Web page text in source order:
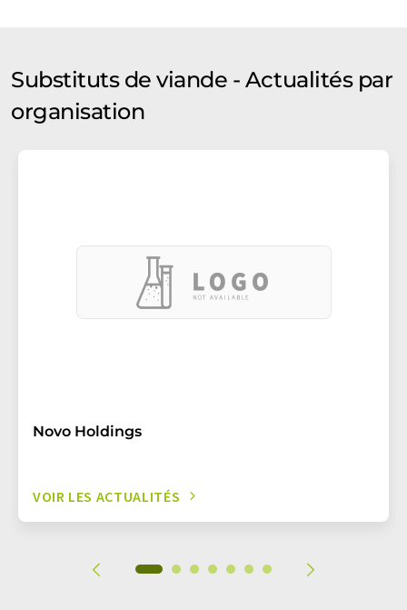
Substituts de viande - Actualités par
organisation
Novo Holdings
VOIR LES ACTUALITÉS